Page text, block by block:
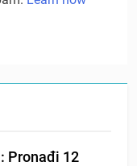
Pronađi 12